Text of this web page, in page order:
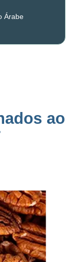
Árabe
ao